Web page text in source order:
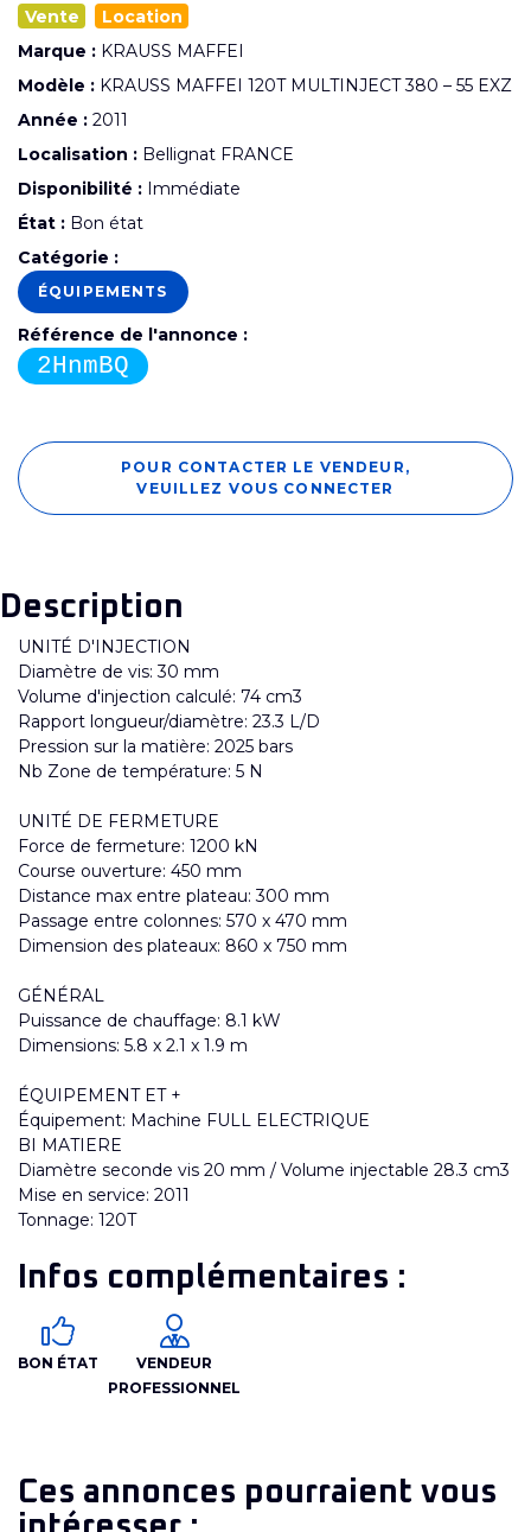
Vente
Location
Marque : KRAUSS MAFFEI
Modèle : KRAUSS MAFFEI 120T MULTINJECT 380 – 55 EXZ
Année : 2011
Localisation : Bellignat FRANCE
Disponibilité : Immédiate
État : Bon état
Catégorie :
ÉQUIPEMENTS
Référence de l'annonce :
2HnmBQ
POUR CONTACTER LE VENDEUR,
VEUILLEZ VOUS CONNECTER
Description
UNITÉ D'INJECTION
Diamètre de vis: 30 mm
Volume d'injection calculé: 74 cm3
Rapport longueur/diamètre: 23.3 L/D
Pression sur la matière: 2025 bars
Nb Zone de température: 5 N
UNITÉ DE FERMETURE
Force de fermeture: 1200 kN
Course ouverture: 450 mm
Distance max entre plateau: 300 mm
Passage entre colonnes: 570 x 470 mm
Dimension des plateaux: 860 x 750 mm
GÉNÉRAL
Puissance de chauffage: 8.1 kW
Dimensions: 5.8 x 2.1 x 1.9 m
ÉQUIPEMENT ET +
Équipement: Machine FULL ELECTRIQUE
BI MATIERE
Diamètre seconde vis 20 mm / Volume injectable 28.3 cm3
Mise en service: 2011
Tonnage: 120T
Infos complémentaires :
BON ÉTAT
VENDEUR
PROFESSIONNEL
Ces annonces pourraient vous